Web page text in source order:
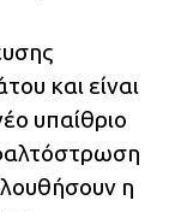
και είναι
υπαίθριο
η